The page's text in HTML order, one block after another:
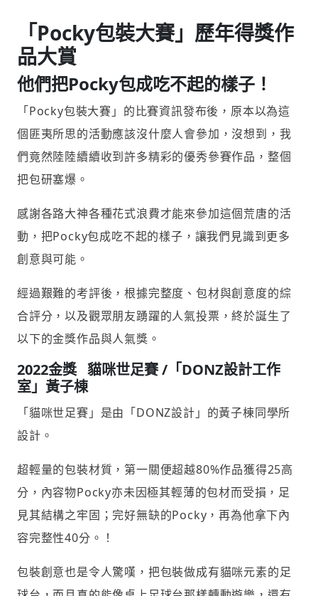
「Pocky包裝大賽」歷年得獎作
品大賞
他們把Pocky包成吃不起的樣子！
「Pocky包裝大賽」的比賽資訊發布後，原本以為這
個匪夷所思的活動應該沒什麼人會參加，沒想到，我
們竟然陸陸續續收到許多精彩的優秀參賽作品，整個
把包研塞爆。
感謝各路大神各種花式浪費才能來參加這個荒唐的活
動，把Pocky包成吃不起的樣子，讓我們見識到更多
創意與可能。
經過艱難的考評後，根據完整度、包材與創意度的綜
合評分，以及觀眾朋友踴躍的人氣投票，終於誕生了
以下的金獎作品與人氣獎。
2022金獎 貓咪世足賽 /「DONZ設計工作
室」黃子棟
「貓咪世足賽」是由「DONZ設計」的黃子棟同學所
設計。
超輕量的包裝材質，第一關便超越80%作品獲得25高
分，內容物Pocky亦未因極其輕薄的包材而受損，足
見其結構之牢固；完好無缺的Pocky，再為他拿下內
容完整性40分。！
包裝創意也是令人驚嘆，把包裝做成有貓咪元素的足